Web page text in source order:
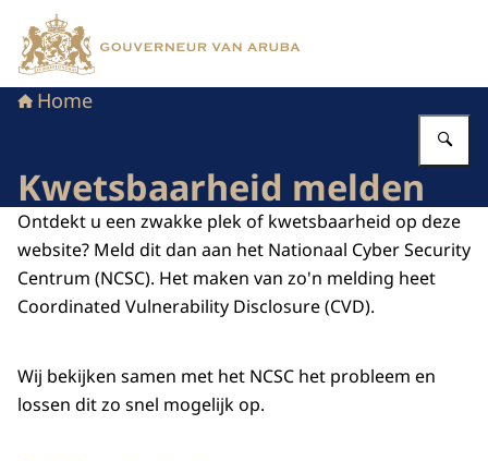
Naar de homepage van Kabinet van de Gouverneur van
Home
Kwetsbaarheid melden
Ontdekt u een zwakke plek of kwetsbaarheid op deze
website? Meld dit dan aan het Nationaal Cyber Security
Centrum (NCSC). Het maken van zo'n melding heet
Coordinated Vulnerability Disclosure (CVD).
Wij bekijken samen met het NCSC het probleem en
lossen dit zo snel mogelijk op.